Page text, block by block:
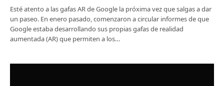
Esté atento a las gafas AR de Google la próxima vez que salgas a dar
un paseo. En enero pasado, comenzaron a circular informes de que
Google estaba desarrollando sus propias gafas de realidad
aumentada (AR) que permiten a los…